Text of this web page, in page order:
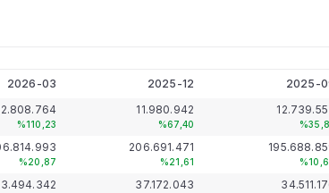
2026-03 2025-12 2025-
%110,23
11.980.942
%67,40
%20,87
206.691.471
%21,61
37.172.043